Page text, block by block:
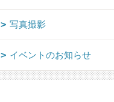
写真撮影
イベントのお知らせ